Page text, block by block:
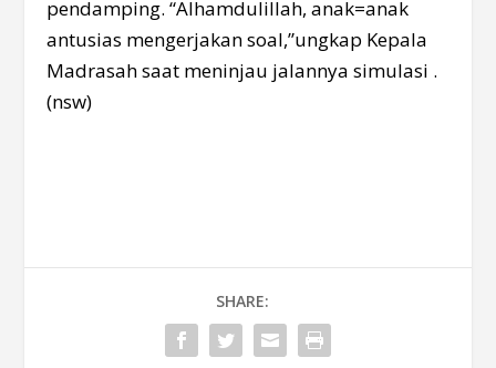
pendamping. “Alhamdulillah, anak=anak
antusias mengerjakan soal,”ungkap Kepala
Madrasah saat meninjau jalannya simulasi .
(nsw)
SHARE: